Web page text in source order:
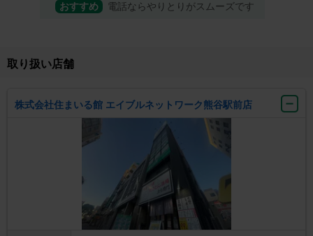
おすすめ 電話ならやりとりがスムーズです
取り扱い店舗
株式会社住まいる館 エイブルネットワーク熊谷駅前店